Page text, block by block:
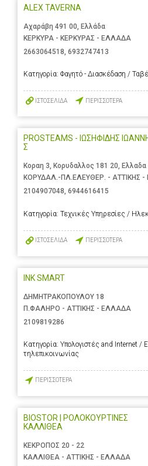
ALEX TAVERNA
Αχαράβη 491 00, Ελλάδα
ΚΕΡΚΥΡΑ - ΚΕΡΚΥΡΑΣ - ΕΛΛΑΔΑ
2663064518, 6932747413
Κατηγορία: Φαγητό - Διασκέδαση /
ΙΣΤΟΣΕΛΙΔΑ ΠΕΡΙΣΣΟΤΕΡΑ
PROSTEAMS - ΙΩΣΗΦΙΔΗΣ
Σ
Κοραη 3, Κορυδαλλος 181 20, Ελλαδα
ΚΟΡΥΔΑΛ.-ΠΛ.ΕΛΕΥΘΕΡ. - ΑΤΤΙΚΗΣ
2104907048, 6944616415
Κατηγορία: Τεχνικές Υπηρεσίες /
ΙΣΤΟΣΕΛΙΔΑ ΠΕΡΙΣΣΟΤΕΡΑ
INK SMART
ΔΗΜΗΤΡΑΚΟΠΟΥΛΟΥ 18
Π.ΦΑΛΗΡΟ - ΑΤΤΙΚΗΣ - ΕΛΛΑΔΑ
2109819286
Κατηγορία: Υπολογιστές and Internet /
τηλεπικοινωνίας
ΠΕΡΙΣΣΟΤΕΡΑ
BIOSTOR | ΡΟΛΟΚΟΥΡΤΙΝΕΣ
ΚΑΛΛΙΘΕΑ
ΚΕΚΡΟΠΟΣ 20 - 22
ΚΑΛΛΙΘΕΑ - ΑΤΤΙΚΗΣ - ΕΛΛΑΔΑ